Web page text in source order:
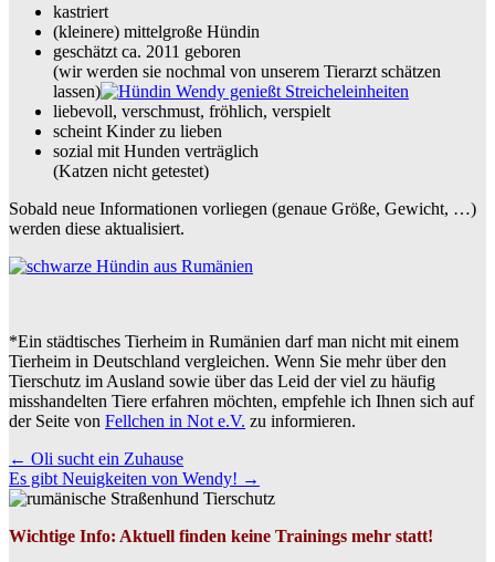
kastriert
(kleinere) mittelgroße Hündin
geschätzt ca. 2011 geboren
(wir werden sie nochmal von unserem Tierarzt schätzen
lassen)
liebevoll, verschmust, fröhlich, verspielt
scheint Kinder zu lieben
sozial mit Hunden verträglich
(Katzen nicht getestet)
Sobald neue Informationen vorliegen (genaue Größe, Gewicht, …)
werden diese aktualisiert.
*Ein städtisches Tierheim in Rumänien darf man nicht mit einem
Tierheim in Deutschland vergleichen. Wenn Sie mehr über den
Tierschutz im Ausland sowie über das Leid der viel zu häufig
misshandelten Tiere erfahren möchten, empfehle ich Ihnen sich auf
der Seite von Fellchen in Not e.V. zu informieren.
Beitrags
Navigation
← Oli sucht ein Zuhause
Es gibt Neuigkeiten von Wendy! →
Wichtige Info: Aktuell finden keine Trainings mehr statt!